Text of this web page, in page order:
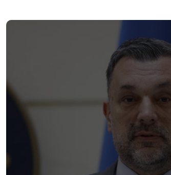
Zadnje vijesti: Policija za